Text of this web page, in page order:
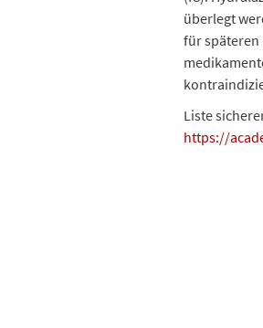
überlegt
für späteren
Liste
https://